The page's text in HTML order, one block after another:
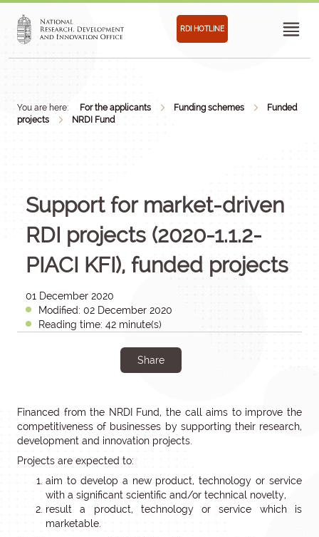
RDI HOTLINE
You are here: For the applicants Funding schemes
Funded
projects
NRDI Fund
Support for market-driven
RDI projects (2020-1.1.2-
PIACI KFI), funded projects
01 December 2020
Modified: 02 December 2020
Reading time: 42 minute(s)
Share
Financed from the NRDI Fund, the call aims to improve the
competitiveness of businesses by supporting their research,
development and innovation projects.
Projects are expected to:
aim to develop a new product, technology or service
with a significant scientific and/or technical novelty,
result a product, technology or service which is
marketable.